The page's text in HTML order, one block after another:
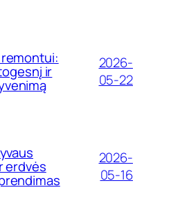
ir
2026-
05-22
erdvės
2026-
05-16